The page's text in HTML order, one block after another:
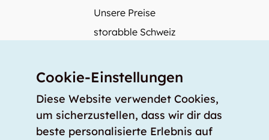
Unsere Preise
storabble Schweiz
Mehr über storabble
Medienbeiträge
Wie gross muss ein Lagerraum sein?
Cookie-Einstellungen
Diese Website verwendet Cookies,
um sicherzustellen, dass wir dir das
beste personalisierte Erlebnis auf